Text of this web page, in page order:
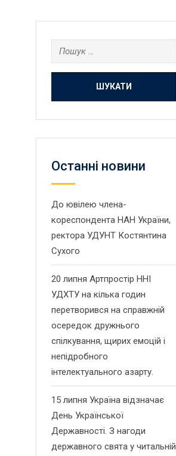
Пошук:
Останнi новини
До ювілею члена-
кореспондента НАН України,
ректора УДУНТ Костянтина
Сухого
20 липня Артпростір ННІ
УДХТУ на кілька годин
перетворився на справжній
осередок дружнього
спілкування, щирих емоцій і
непідробного
інтелектуального азарту.
15 липня Україна відзначає
День Української
Державності. З нагоди
державного свята у читальній